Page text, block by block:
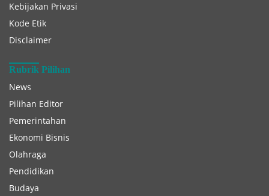
Kebijakan Privasi
Kode Etik
Disclaimer
Rubrik Pilihan
News
Pilihan Editor
Pemerintahan
Ekonomi Bisnis
Olahraga
Pendidikan
Budaya